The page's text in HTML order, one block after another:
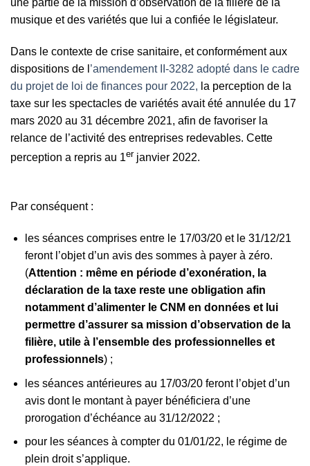
une partie de la mission d’observation de la filière de la
musique et des variétés que lui a confiée le législateur.
Dans le contexte de crise sanitaire, et conformément aux
dispositions de l ’amendement II-3282 adopté dans le cadre
du projet de loi de finances pour 2022, la perception de la
taxe sur les spectacles de variétés avait été annulée du 17
mars 2020 au 31 décembre 2021, afin de favoriser la
relance de l’activité des entreprises redevables. Cette
perception a repris au 1er janvier 2022.
Par conséquent :
les séances comprises entre le 17/03/20 et le 31/12/21
feront l’objet d’un avis des sommes à payer à zéro.
(Attention : même en période d’exonération, la
déclaration de la taxe reste une obligation afin
notamment d’alimenter le CNM en données et lui
permettre d’assurer sa mission d’observation de la
filière, utile à l’ensemble des professionnelles et
professionnels) ;
les séances antérieures au 17/03/20 feront l’objet d’un
avis dont le montant à payer bénéficiera d’une
prorogation d’échéance au 31/12/2022 ;
pour les séances à compter du 01/01/22, le régime de
plein droit s’applique.